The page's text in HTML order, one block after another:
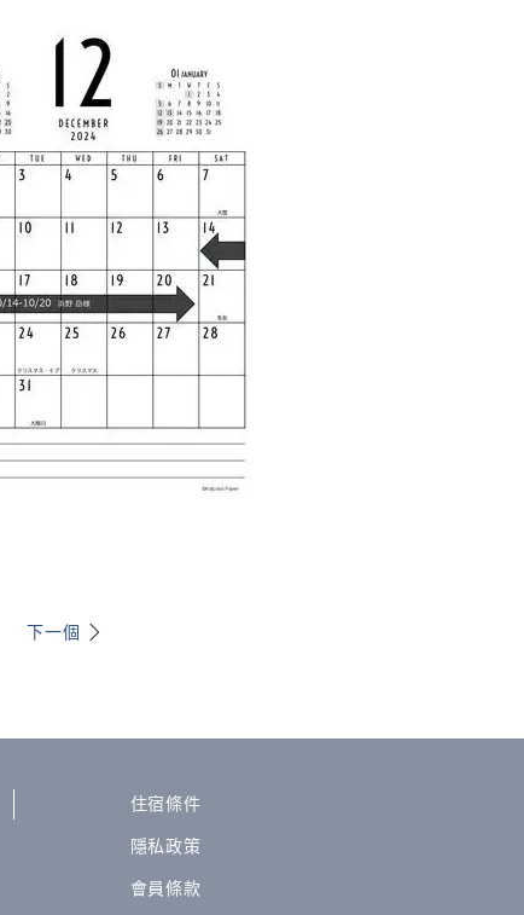
下一個
住宿條件
隱私政策
會員條款